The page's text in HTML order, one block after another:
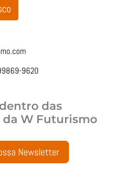
9620
das
W Futurismo
Newsletter